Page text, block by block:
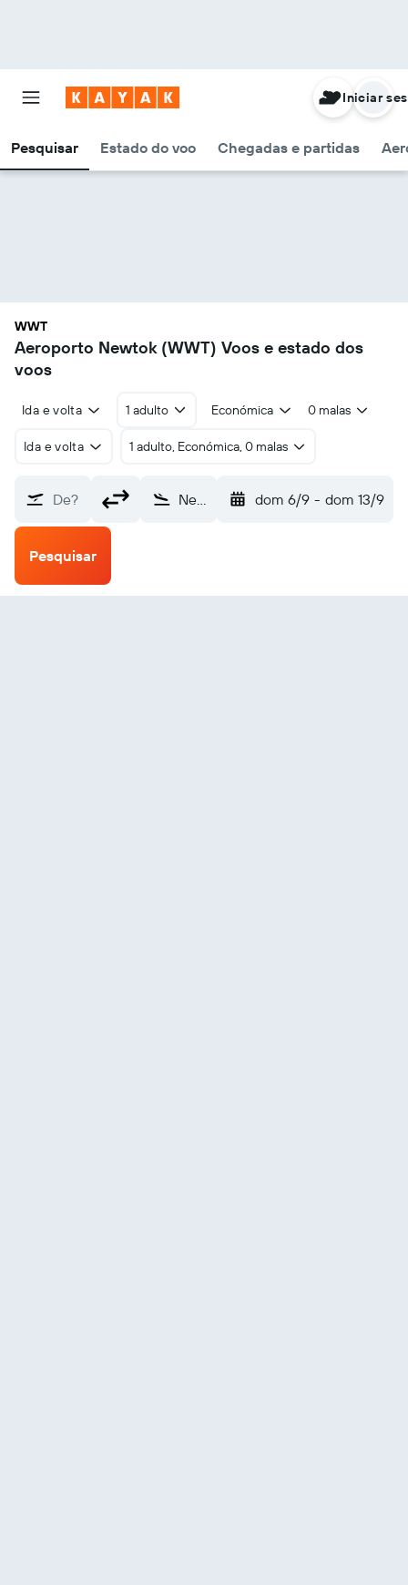
Pesquisar Estado do voo Chegadas e partidas
Iniciar
WWT
Aeroporto Newtok (WWT) Voos e estado dos
voos
Ida e volta 1 adulto Económica 0 malas
Ida e volta 1 adulto, Económica, 0 malas
De? Newtok (WWT) dom 6/9 - dom 13/9
Pesquisar